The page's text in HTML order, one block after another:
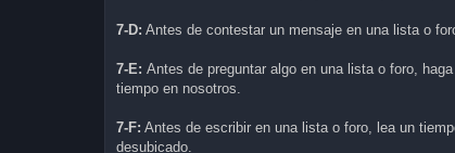
7-D: Antes de contestar un mensaje en una lista o
7-E: Antes de preguntar algo en una lista o foro,
tiempo en nosotros.
7-F: Antes de escribir en una lista o foro, lea un
desubicado.